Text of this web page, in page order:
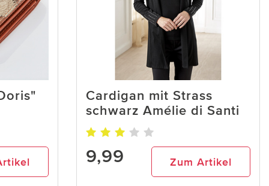
Cardigan mit Strass
schwarz Amélie di Santi
9,99 Zum Artikel